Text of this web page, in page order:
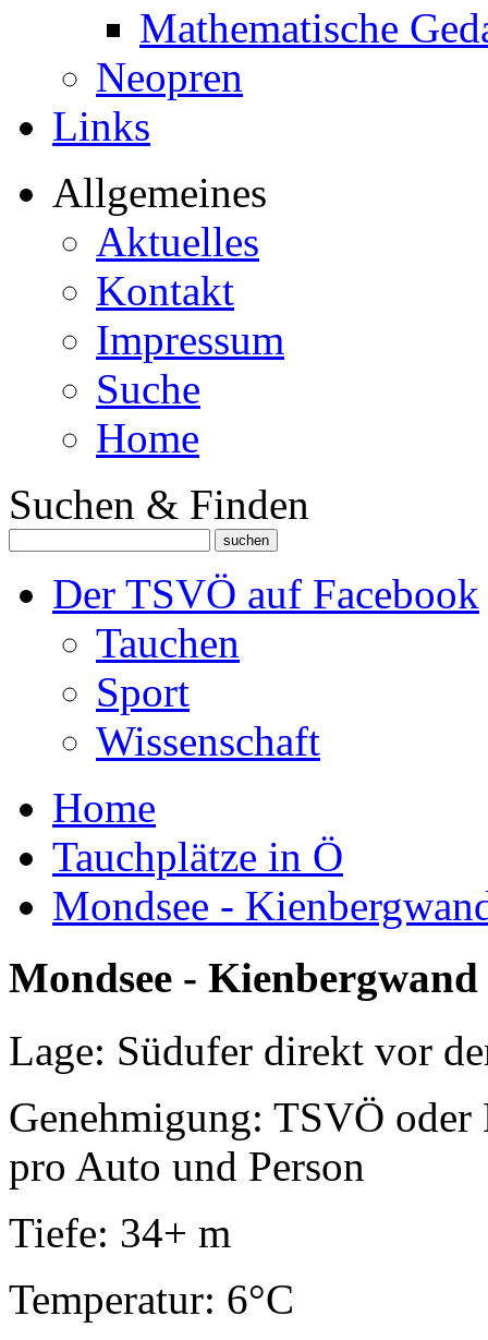
Mathematische
Neopren
Links
Allgemeines
Aktuelles
Kontakt
Impressum
Suche
Home
Suchen & Finden
Der TSVÖ auf Facebook
Tauchen
Sport
Wissenschaft
Home
Tauchplätze in Ö
Mondsee -
Mondsee - Kienbergwand
Lage: Südufer direkt vor
Genehmigung: TSVÖ
pro Auto und Person
Tiefe: 34+ m
Temperatur: 6°C